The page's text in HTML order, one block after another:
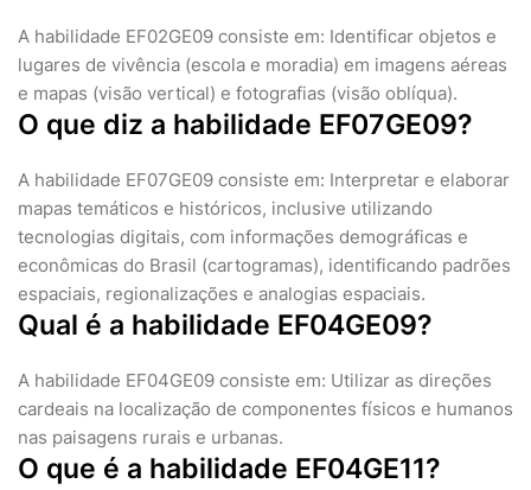
A habilidade EF02GE09 consiste em: Identificar objetos e
lugares de vivência (escola e moradia) em imagens aéreas
e mapas (visão vertical) e fotografias (visão oblíqua).
O que diz a habilidade EF07GE09?
A habilidade EF07GE09 consiste em: Interpretar e elaborar
mapas temáticos e históricos, inclusive utilizando
tecnologias digitais, com informações demográficas e
econômicas do Brasil (cartogramas), identificando padrões
espaciais, regionalizações e analogias espaciais.
Qual é a habilidade EF04GE09?
A habilidade EF04GE09 consiste em: Utilizar as direções
cardeais na localização de componentes físicos e humanos
nas paisagens rurais e urbanas.
O que é a habilidade EF04GE11?